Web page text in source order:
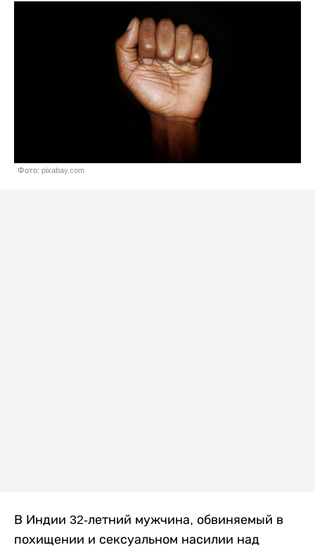
Фото: pixabay.com
В Индии 32-летний мужчина, обвиняемый в
похищении и сексуальном насилии над